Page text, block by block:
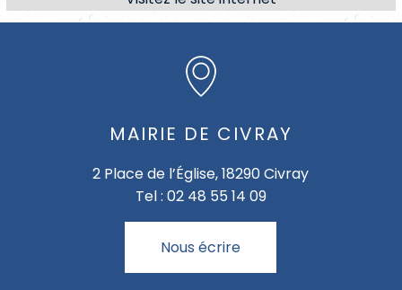
MAIRIE DE CIVRAY
2 Place de l’Église, 18290 Civray
Tel : 02 48 55 14 09
Nous écrire